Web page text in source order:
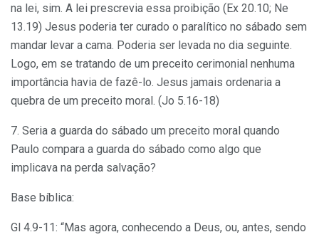
na lei, sim. A lei prescrevia essa proibição (Ex 20.10; Ne
13.19) Jesus poderia ter curado o paralítico no sábado sem
mandar levar a cama. Poderia ser levada no dia seguinte.
Logo, em se tratando de um preceito cerimonial nenhuma
importância havia de fazê-lo. Jesus jamais ordenaria a
quebra de um preceito moral. (Jo 5.16-18)
7. Seria a guarda do sábado um preceito moral quando
Paulo compara a guarda do sábado como algo que
implicava na perda salvação?
Base bíblica:
Gl 4.9-11: “Mas agora, conhecendo a Deus, ou, antes, sendo